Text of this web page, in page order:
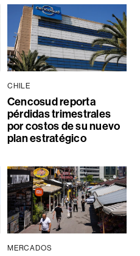
CHILE
Cencosud reporta
pérdidas trimestrales
por costos de su nuevo
plan estratégico
MERCADOS